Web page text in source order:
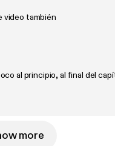
video también
al principio, al final del
more